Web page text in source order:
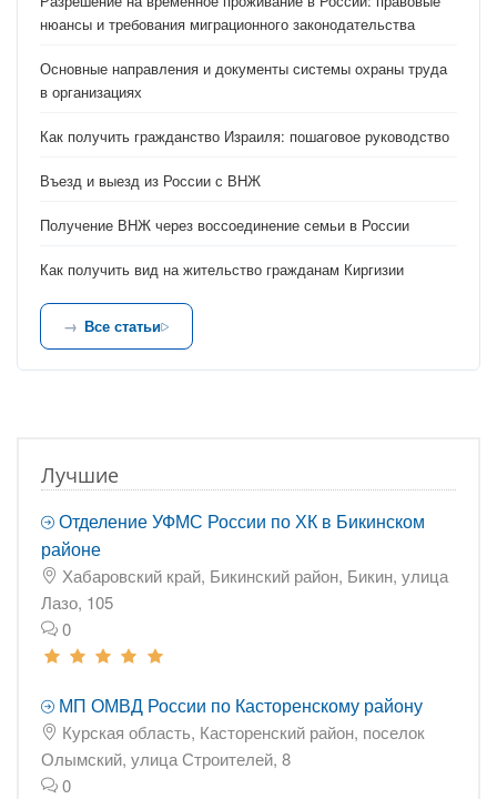
нюансы и требования миграционного законодательства
Основные направления и документы системы охраны труда
в организациях
Как получить гражданство Израиля: пошаговое руководство
Въезд и выезд из России с ВНЖ
Получение ВНЖ через воссоединение семьи в России
Как получить вид на жительство гражданам Киргизии
Все статьи
Лучшие
Отделение УФМС России по ХК в Бикинском
районе
Хабаровский край, Бикинский район, Бикин, улица
Лазо, 105
0
МП ОМВД России по Касторенскому району
Курская область, Касторенский район, поселок
Олымский, улица Строителей, 8
0